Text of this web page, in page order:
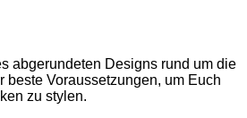
abgerundeten Designs rund um die
beste Voraussetzungen, um Euch
zu stylen.